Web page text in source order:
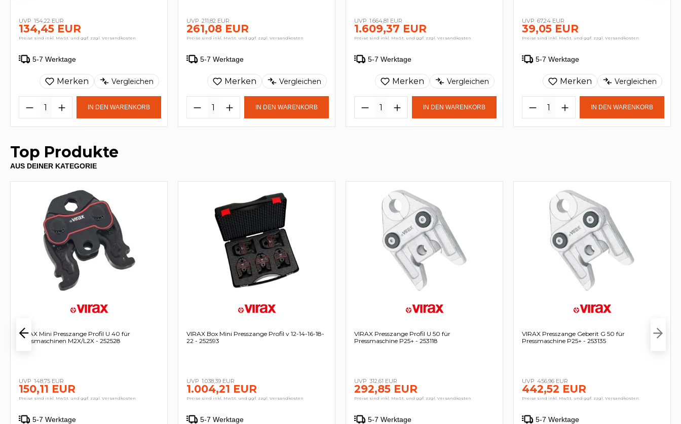
154,22 EUR
134,45 EUR
Preise sind inkl. MwSt. und ggf. zzgl. Versandkosten
5-7 Werktage
Merken Vergleichen
IN DEN WARENKORB
211,82 EUR
261,08 EUR
Preise sind inkl. MwSt. und ggf. zzgl. Versandkosten
5-7 Werktage
Merken Vergleichen
IN DEN WARENKORB
1.664,81 EUR
1.609,37 EUR
Preise sind inkl. MwSt. und ggf. zzgl. Versandkosten
5-7 Werktage
Merken Vergleichen
IN DEN WARENKORB
67,24 EUR
39,05 EUR
Preise sind inkl. MwSt. und ggf. zzgl. Versandkosten
5-7 Werktage
Merken Vergleichen
IN DEN WARENKORB
Top Produkte
AUS DEINER KATEGORIE
VIRAX Mini Presszange Profil U 40 für
Pressmaschinen M2X/L2X - 252528
148,75 EUR
150,11 EUR
Preise sind inkl. MwSt. und ggf. zzgl. Versandkosten
5-7 Werktage
VIRAX Box Mini Presszange Profil v 12-14-16-18-
22 - 252593
1.038,39 EUR
1.004,21 EUR
Preise sind inkl. MwSt. und ggf. zzgl. Versandkosten
5-7 Werktage
VIRAX Presszange Profil U 50 für
Pressmaschine P25+ - 253118
312,61 EUR
292,85 EUR
Preise sind inkl. MwSt. und ggf. zzgl. Versandkosten
5-7 Werktage
VIRAX Presszange Geberit G 50 für
Pressmaschine P25+ - 253135
456,96 EUR
442,52 EUR
Preise sind inkl. MwSt. und ggf. zzgl. Versandkosten
5-7 Werktage